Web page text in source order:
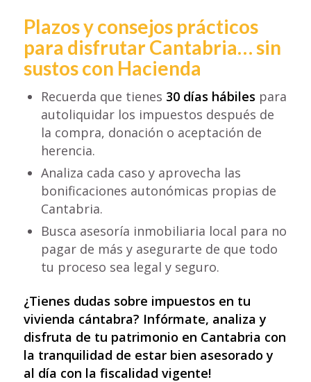
Plazos y consejos prácticos
para disfrutar Cantabria… sin
sustos con Hacienda
Recuerda que tienes 30 días hábiles para
autoliquidar los impuestos después de
la compra, donación o aceptación de
herencia.
Analiza cada caso y aprovecha las
bonificaciones autonómicas propias de
Cantabria.
Busca asesoría inmobiliaria local para no
pagar de más y asegurarte de que todo
tu proceso sea legal y seguro.
¿Tienes dudas sobre impuestos en tu
vivienda cántabra? Infórmate, analiza y
disfruta de tu patrimonio en Cantabria con
la tranquilidad de estar bien asesorado y
al día con la fiscalidad vigente!